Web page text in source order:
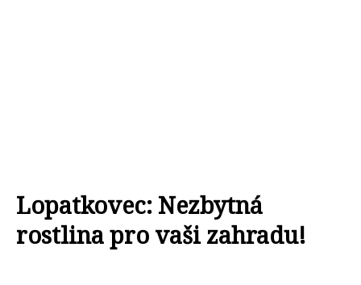
Lopatkovec: Nezbytná
rostlina pro vaši zahradu!